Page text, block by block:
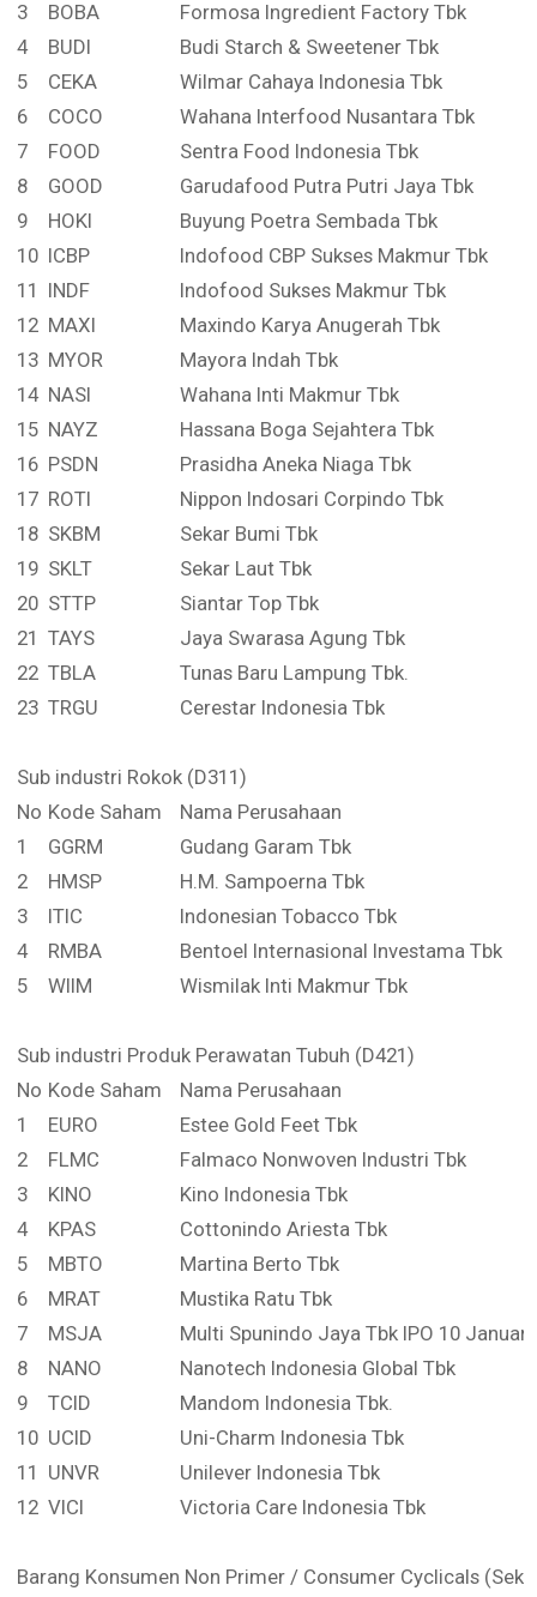
3 BOBA
Formosa Ingredient Factory Tbk
4
BUDI
Budi Starch & Sweetener Tbk
5
CEKA
Wilmar Cahaya Indonesia Tbk
6
COCO
Wahana Interfood Nusantara Tbk
7
FOOD
Sentra Food Indonesia Tbk
8
GOOD
Garudafood Putra Putri Jaya Tbk
9
HOKI
Buyung Poetra Sembada Tbk
10 ICBP
Indofood CBP Sukses Makmur Tbk
11 INDF
Indofood Sukses Makmur Tbk
12 MAXI
Maxindo Karya Anugerah Tbk
13 MYOR
Mayora Indah Tbk
14 NASI
Wahana Inti Makmur Tbk
15 NAYZ
Hassana Boga Sejahtera Tbk
16 PSDN
Prasidha Aneka Niaga Tbk
17 ROTI
Nippon Indosari Corpindo Tbk
18 SKBM
Sekar Bumi Tbk
19 SKLT
Sekar Laut Tbk
20 STTP
Siantar Top Tbk
21 TAYS
Jaya Swarasa Agung Tbk
22 TBLA
Tunas Baru Lampung Tbk.
23 TRGU Cerestar Indonesia Tbk
Sub industri Rokok (D311)
No Kode Saham
Nama Perusahaan
1
GGRM
Gudang Garam Tbk
2
HMSP
H.M. Sampoerna Tbk
3
ITIC
Indonesian Tobacco Tbk
4
RMBA
Bentoel Internasional Investama Tbk
5
WIIM Wismilak Inti Makmur Tbk
Sub industri Produk Perawatan Tubuh (D421)
No Kode Saham
Nama Perusahaan
1
EURO
Estee Gold Feet Tbk
2
FLMC
Falmaco Nonwoven Industri Tbk
3
KINO
Kino Indonesia Tbk
4
KPAS
Cottonindo Ariesta Tbk
5
MBTO
Martina Berto Tbk
6
MRAT
Mustika Ratu Tbk
7
MSJA
Multi Spunindo Jaya Tbk IPO 10 Januari
8
NANO
Nanotech Indonesia Global Tbk
9
TCID
Mandom Indonesia Tbk.
10 UCID
Uni-Charm Indonesia Tbk
11 UNVR
Unilever Indonesia Tbk
12 VICI Victoria Care Indonesia Tbk
Barang Konsumen Non Primer / Consumer Cyclicals